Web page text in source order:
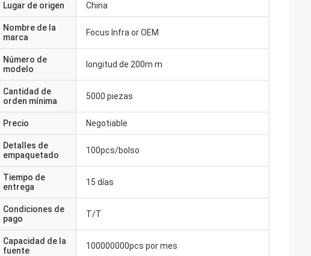
Lugar de origen China
Nombre de la
marca
Focus Infra or OEM
Número de
modelo
longitud de 200m m
Cantidad de
orden mínima
5000 piezas
Precio Negotiable
Detalles de
empaquetado
100pcs/bolso
Tiempo de
entrega
15 días
Condiciones de
pago
T/T
Capacidad de la
fuente
100000000pcs por mes